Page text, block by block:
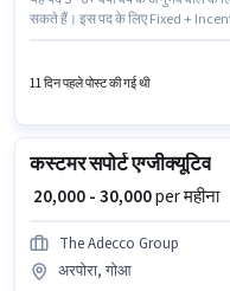
सकते हैं। इस पद के लिए Fixed +
11 दिन पहले पोस्ट की गई थी
कस्टमर सपोर्ट एग्जीक्यूटिव
₹ 20,000 - 30,000per महीना
The Adecco Group
अरपोरा, गोआ